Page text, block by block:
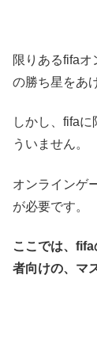
限りあるfifaオ
の勝ち星をあ
しかし、fifa
ういません。
オンラインゲ
が必要です。
ここでは、
者向けの、マ